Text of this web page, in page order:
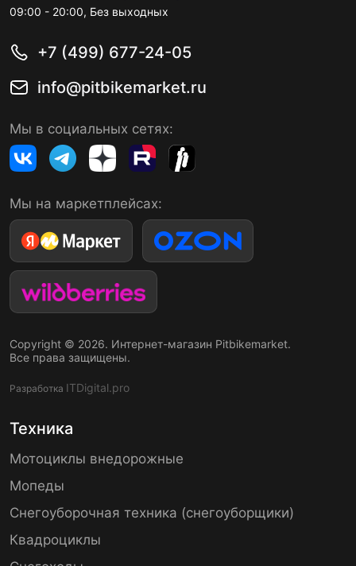
09:00 - 20:00, Без выходных
+7 (499) 677-24-05
info@pitbikemarket.ru
Мы в социальных сетях:
Мы на маркетплейсах:
Copyright © 2026. Интернет-магазин Pitbikemarket.
Все права защищены.
Разработка ITDigital.pro
Техника
Мотоциклы внедорожные
Мопеды
Снегоуборочная техника (снегоуборщики)
Квадроциклы